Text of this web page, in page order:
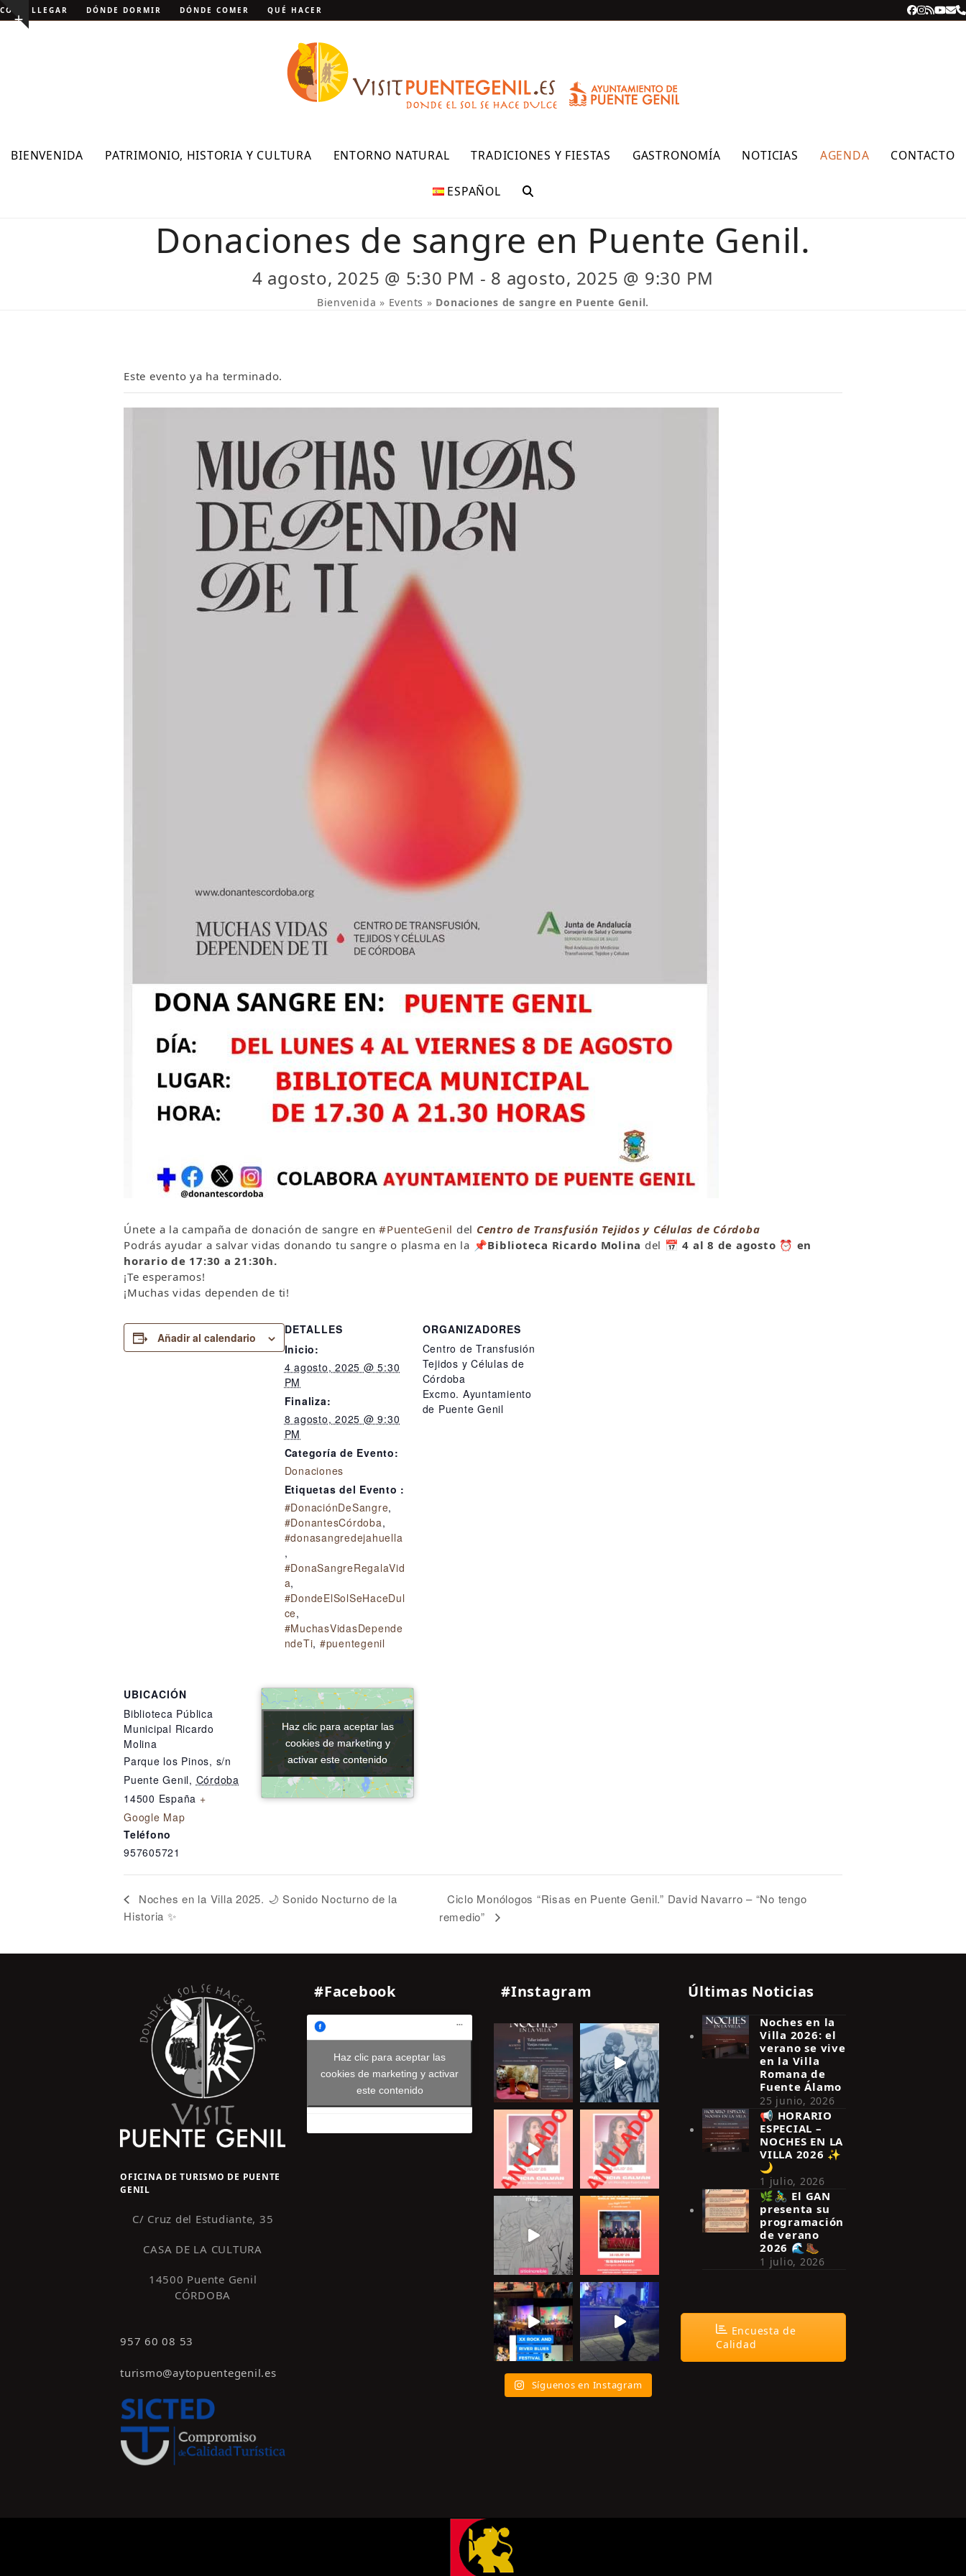
Skip
to Show
CÓMO LLEGAR DÓNDE DORMIR DÓNDE COMER QUÉ HACER Facebook
RSS
BIENVENIDA PATRIMONIO, HISTORIA Y CULTURA ENTORNO NATURAL TRADICIONES Y FIESTAS GASTRONOMÍA NOTICIAS AGENDA CONTACTO
ESPAÑOL
Donaciones de sangre en Puente Genil.
4 agosto, 2025 @ 5:30 PM - 8 agosto, 2025 @ 9:30 PM
Bienvenida » Events » Donaciones de sangre en Puente Genil.
Este evento ya ha terminado.
Únete a la campaña de donación de sangre en #PuenteGenil del Centro de Transfusión Tejidos y Células de Córdoba
Podrás ayudar a salvar vidas donando tu sangre o plasma en la 📌Biblioteca Ricardo Molina del 📅 4 al 8 de agosto ⏰ en
horario de 17:30 a 21:30h.
¡Te esperamos!
¡Muchas vidas dependen de ti!
Añadir al calendario
DETALLES
Inicio:
4 agosto, 2025 @ 5:30
PM
Finaliza:
8 agosto, 2025 @ 9:30
PM
Categoría de Evento:
Donaciones
Etiquetas del Evento :
#DonaciónDeSangre,
#DonantesCórdoba,
#donasangredejahuella
,
#DonaSangreRegalaVid
a,
#DondeElSolSeHaceDul
ce,
#MuchasVidasDepende
ndeTi, #puentegenil
ORGANIZADORES
Centro de Transfusión
Tejidos y Células de
Córdoba
Excmo. Ayuntamiento
de Puente Genil
UBICACIÓN
Biblioteca Pública
Municipal Ricardo
Molina
Parque los Pinos, s/n
Puente Genil, Córdoba
14500 España +
Google Map
Teléfono
957605721
Haz clic para aceptar las
cookies de marketing y
activar este contenido
Haz clic para aceptar las
cookies de marketing y
activar este contenido
Noches en la Villa 2025. 🌙 Sonido Nocturno de la
Historia ✨
Ciclo Monólogos “Risas en Puente Genil.” David Navarro – “No tengo
remedio”
OFICINA DE TURISMO DE PUENTE
GENIL
C/ Cruz del Estudiante, 35
CASA DE LA CULTURA
14500 Puente Genil
CÓRDOBA
957 60 08 53
turismo@aytopuentegenil.es
#Facebook
Haz clic para aceptar las
cookies de marketing y activar
este contenido
#Instagram
Síguenos en Instagram
Últimas Noticias
Noches en la
Villa 2026: el
verano se vive
en la Villa
Romana de
Fuente Álamo
25 junio, 2026
📢 HORARIO
ESPECIAL –
NOCHES EN LA
VILLA 2026 ✨
🌙
1 julio, 2026
🌿🚴‍♂️ El GAN
presenta su
programación
de verano
2026 🌊🥾
1 julio, 2026
Encuesta de
Calidad